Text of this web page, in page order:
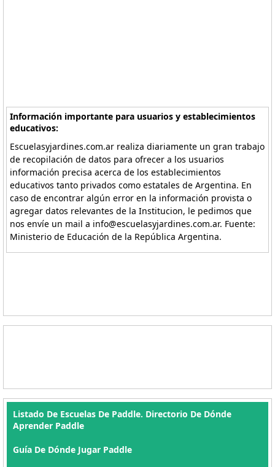
Información importante para usuarios y establecimientos
educativos:
Escuelasyjardines.com.ar realiza diariamente un gran trabajo
de recopilación de datos para ofrecer a los usuarios
información precisa acerca de los establecimientos
educativos tanto privados como estatales de Argentina. En
caso de encontrar algún error en la información provista o
agregar datos relevantes de la Institucion, le pedimos que
nos envíe un mail a info@escuelasyjardines.com.ar. Fuente:
Ministerio de Educación de la República Argentina.
Listado De Escuelas De Paddle. Directorio De Dónde
Aprender Paddle
Guía De Dónde Jugar Paddle